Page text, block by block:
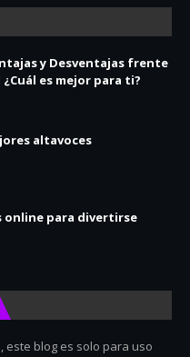
y Desventajas frente
es mejor para ti?
altavoces
online para divertirse
este blog es solo para uso